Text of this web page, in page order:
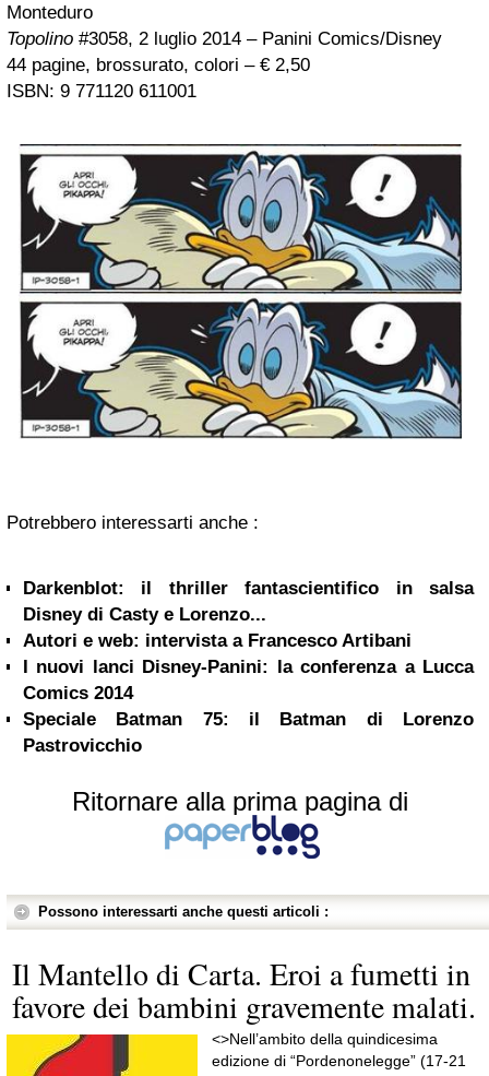
Monteduro
Topolino #3058, 2 luglio 2014 – Panini Comics/Disney
44 pagine, brossurato, colori – € 2,50
ISBN: 9 771120 611001
Potrebbero interessarti anche :
Darkenblot: il thriller fantascientifico in salsa
Disney di Casty e Lorenzo...
Autori e web: intervista a Francesco Artibani
I nuovi lanci Disney-Panini: la conferenza a Lucca
Comics 2014
Speciale Batman 75: il Batman di Lorenzo
Pastrovicchio
Ritornare alla prima pagina di
Possono interessarti anche questi articoli :
Il Mantello di Carta. Eroi a fumetti in
favore dei bambini gravemente malati.
<>Nell’ambito della quindicesima
edizione di “Pordenonelegge” (17-21